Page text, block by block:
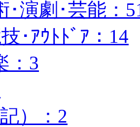
･演劇･芸能：
･ｱｳﾄﾄﾞｱ：14
：3
）：2